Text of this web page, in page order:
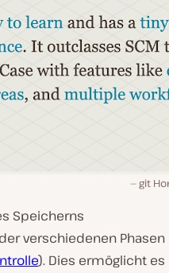
git
Speicherns
verschiedenen Phasen
). Dies ermöglicht es